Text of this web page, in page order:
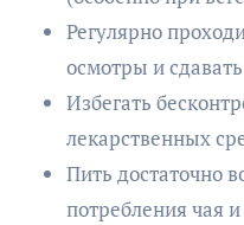
Регулярно
осмотры и
Избегать
лекарственных
Пить достаточно
потребления чая